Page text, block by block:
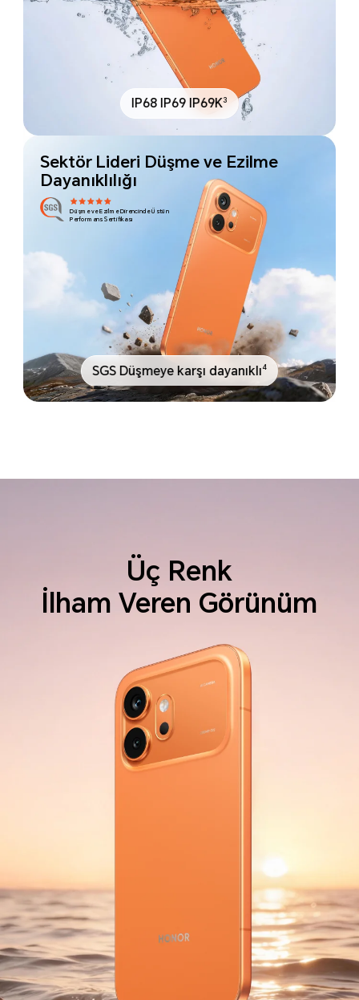
IP68 IP69 IP69K3
Sektör Lideri Düşme ve Ezilme
Dayanıklılığı
Düşme ve Ezilme Direncinde Üstün
Performans Sertifikası
SGS Düşmeye karşı dayanıklı4
Üç Renk
İlham Veren Görünüm